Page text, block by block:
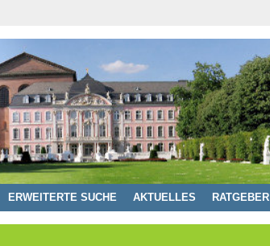
ERWEITERTE SUCHE AKTUELLES RATGEBER